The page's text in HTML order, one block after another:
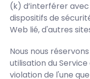
(k) d’interférer
dispositifs de
Web lié, d'autres
Nous nous
utilisation du
violation de l'une